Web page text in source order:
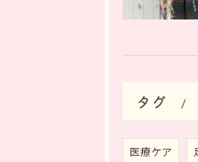
タグ
医療ケア